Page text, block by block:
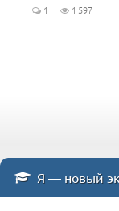
1 1 597
Я — новый